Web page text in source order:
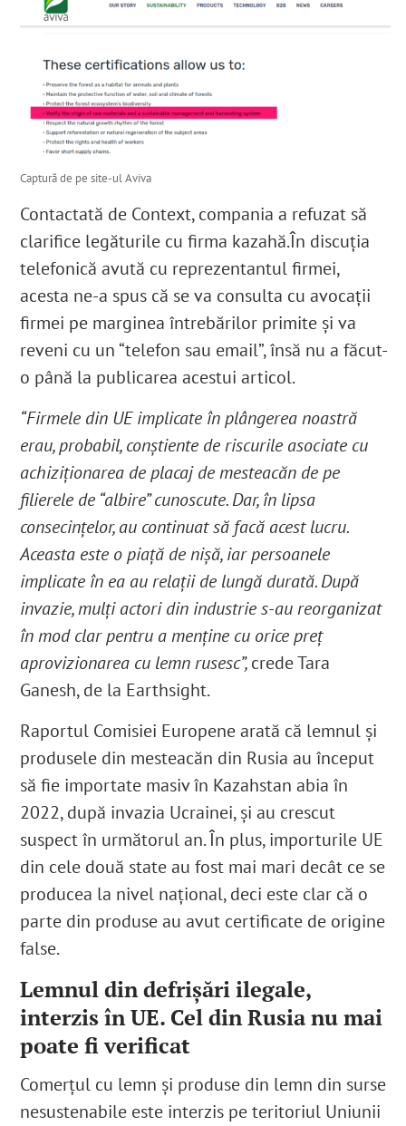
Captură de pe site-ul Aviva
Contactată de Context, compania a refuzat să
clarifice legăturile cu firma kazahă.În discuția
telefonică avută cu reprezentantul firmei,
acesta ne-a spus că se va consulta cu avocații
firmei pe marginea întrebărilor primite și va
reveni cu un “telefon sau email”, însă nu a făcut-
o până la publicarea acestui articol.
“Firmele din UE implicate în plângerea noastră
erau, probabil, conștiente de riscurile asociate cu
achiziționarea de placaj de mesteacăn de pe
filierele de “albire” cunoscute. Dar, în lipsa
consecințelor, au continuat să facă acest lucru.
Aceasta este o piață de nișă, iar persoanele
implicate în ea au relații de lungă durată. După
invazie, mulți actori din industrie s-au reorganizat
în mod clar pentru a menține cu orice preț
aprovizionarea cu lemn rusesc”,crede Tara
Ganesh, de la Earthsight.
Raportul Comisiei Europene arată că lemnul și
produsele din mesteacăn din Rusia au început
să fie importate masiv în Kazahstan abia în
2022, după invazia Ucrainei, și au crescut
suspect în următorul an. În plus, importurile UE
din cele două state au fost mai mari decât ce se
producea la nivel național, deci este clar că o
parte din produse au avut certificate de origine
false.
Lemnul din defrișări ilegale,
interzis în UE. Cel din Rusia nu mai
poate fi verificat
Comerțul cu lemn și produse din lemn din surse
nesustenabile este interzis pe teritoriul Uniunii